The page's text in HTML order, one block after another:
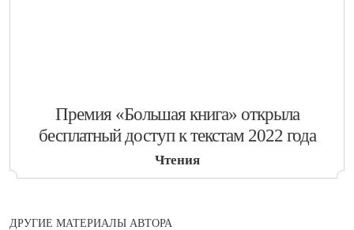
​Премия «Большая книга» открыла
бесплатный доступ к текстам 2022 года
Чтения
ДРУГИЕ МАТЕРИАЛЫ АВТОРА